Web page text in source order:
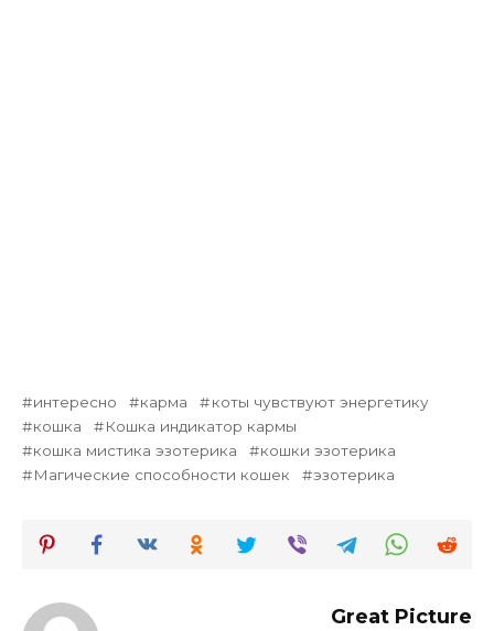
интересно карма
коты чувствуют энергетику
кошка
Кошка индикатор кармы
кошка мистика эзотерика
кошки эзотерика
Магические способности кошек
эзотерика
Great Picture